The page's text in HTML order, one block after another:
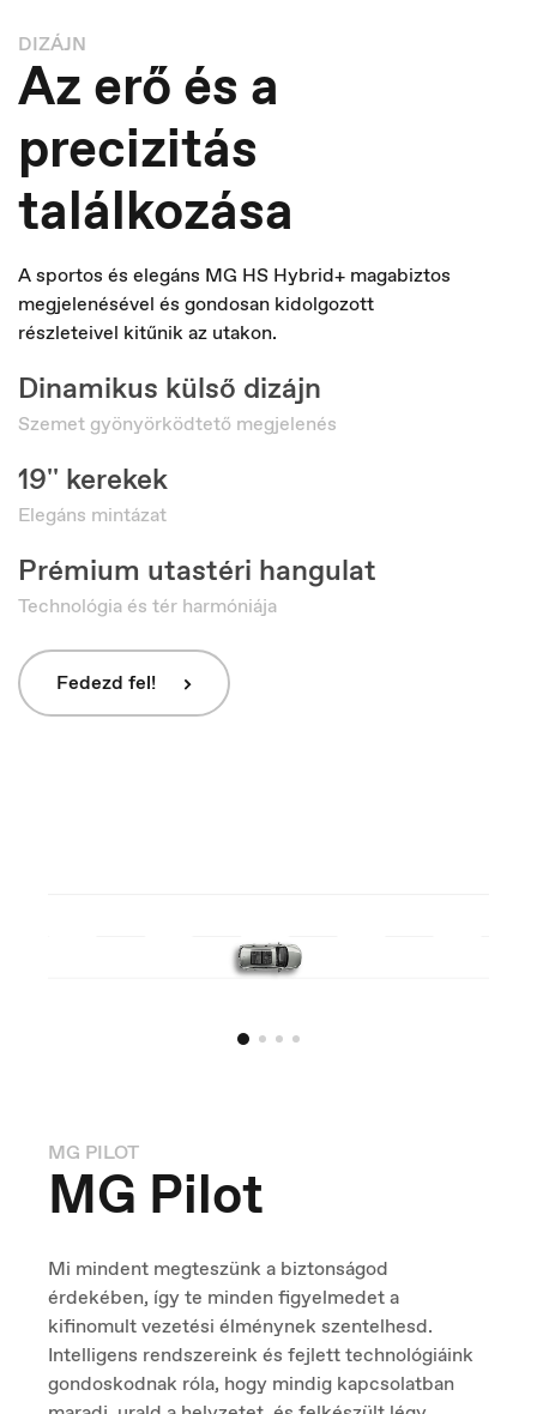
Danmark
Dansk
Español
DIZÁJN
Az erő és a
precizitás
találkozása
A sportos és elegáns MG HS Hybrid+ magabiztos
megjelenésével és gondosan kidolgozott
részleteivel kitűnik az utakon.
Dinamikus külső dizájn
Szemet gyönyörködtető megjelenés
19'' kerekek
Elegáns mintázat
Prémium utastéri hangulat
Technológia és tér harmóniája
Fedezd fel!
MG PILOT
MG Pilot
Mi mindent megteszünk a biztonságod
érdekében, így te minden figyelmedet a
kifinomult vezetési élménynek szentelhesd.
Intelligens rendszereink és fejlett technológiáink
gondoskodnak róla, hogy mindig kapcsolatban